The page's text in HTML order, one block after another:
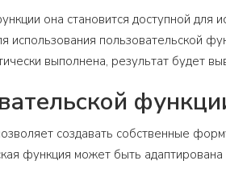
она становится доступной для
использования пользовательской
выполнена, результат будет
создавать собственные
функция может быть